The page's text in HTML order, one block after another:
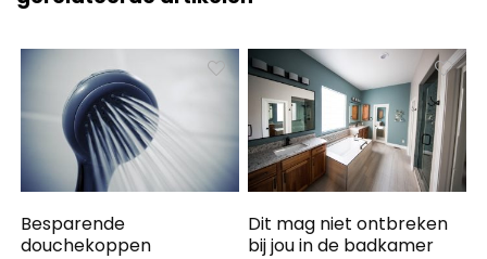
Besparende
douchekoppen
Dit mag niet ontbreken
bij jou in de badkamer